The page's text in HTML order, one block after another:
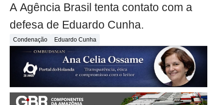
A Agência Brasil tenta contato com a
defesa de Eduardo Cunha.
Condenação Eduardo Cunha